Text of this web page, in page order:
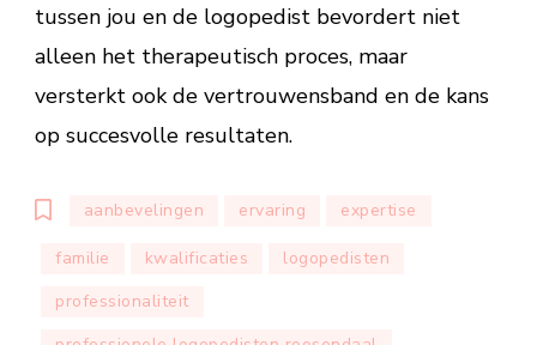
tussen jou en de logopedist bevordert niet
alleen het therapeutisch proces, maar
versterkt ook de vertrouwensband en de kans
op succesvolle resultaten.
aanbevelingen ervaring expertise
familie kwalificaties
logopedisten
professionaliteit